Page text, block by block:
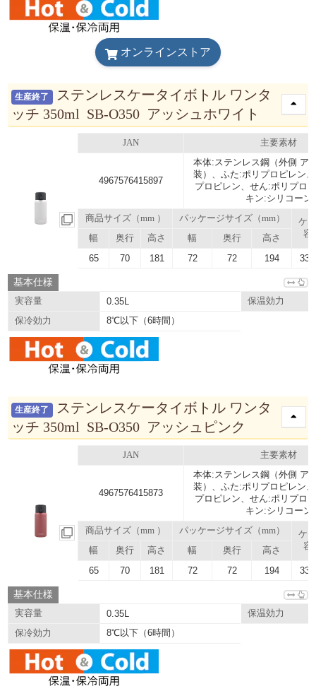
オンラインストア
生産終了
ステンレスケータイボトル ワンタ
ッチ 350ml SB-O350 アッシュホワイト
JAN 主要素材
4967576415897
本体:ステンレス鋼（外側 ア
装）、ふた:ポリプロピレン
プロピレン、せん:ポリプロ
キン:シリコーン
商品サイズ（mm ） パッケージサイズ（mm）
ケ
容
幅 奥行 高さ 幅 奥行 高さ
65 70 181 72 72 194
基本仕様
実容量 0.35L
保温効力
保冷効力
8℃以下（6時間）
生産終了
ステンレスケータイボトル ワンタ
ッチ 350ml SB-O350 アッシュピンク
JAN 主要素材
4967576415873
本体:ステンレス鋼（外側 ア
装）、ふた:ポリプロピレン
プロピレン、せん:ポリプロ
キン:シリコーン
商品サイズ（mm ） パッケージサイズ（mm）
ケ
容
幅 奥行 高さ 幅 奥行 高さ
65 70 181 72 72 194
基本仕様
実容量 0.35L
保温効力
保冷効力
8℃以下（6時間）